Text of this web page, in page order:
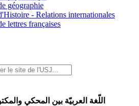
géographie
- Relations internationales
lettres françaises
اللّغة العربيّة بين المحكي